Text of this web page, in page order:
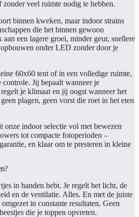
veel ruimte nodig te hebben.
binnen kweken, maar indoor strains
die het binnen gewoon
een lagere groei, minder geur, snellere
onder LED zonder door je
60x60 tent of in een volledige ruimte,
Jij bepaalt wanneer je
je klimaat en jij oogst wanneer het
plagen, geen vorst die roet in het eten
onze indoor selectie vol met bewezen
tot compacte fotoperioden –
en klaar om te presteren in kleine
in handen hebt. Je regelt het licht, de
en de ventilatie. Alles. En met de juiste
in constante resultaten. Geen
die je toppen opvreten.